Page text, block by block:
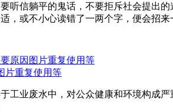
听信躺平的鬼话，不要拒斥社会提出
，或不小心读错了一两个字，便会招来
片重复使用等
工业废水中，对公众健康和环境构成